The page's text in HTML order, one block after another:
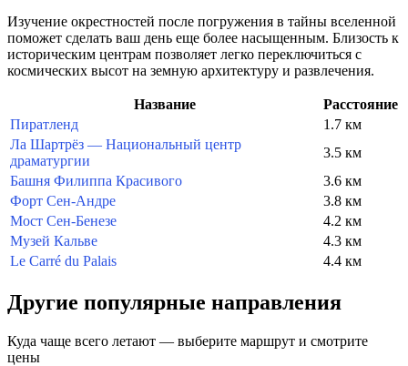
Изучение окрестностей после погружения в тайны вселенной
поможет сделать ваш день еще более насыщенным. Близость к
историческим центрам позволяет легко переключиться с
космических высот на земную архитектуру и развлечения.
Название
Расстояние
Пиратленд
1.7 км
Ла Шартрёз — Национальный центр
драматургии
3.5 км
Башня Филиппа Красивого
3.6 км
Форт Сен-Андре
3.8 км
Мост Сен-Бенезе
4.2 км
Музей Кальве
4.3 км
Le Carré du Palais
4.4 км
Другие популярные направления
Куда чаще всего летают — выберите маршрут и смотрите
цены